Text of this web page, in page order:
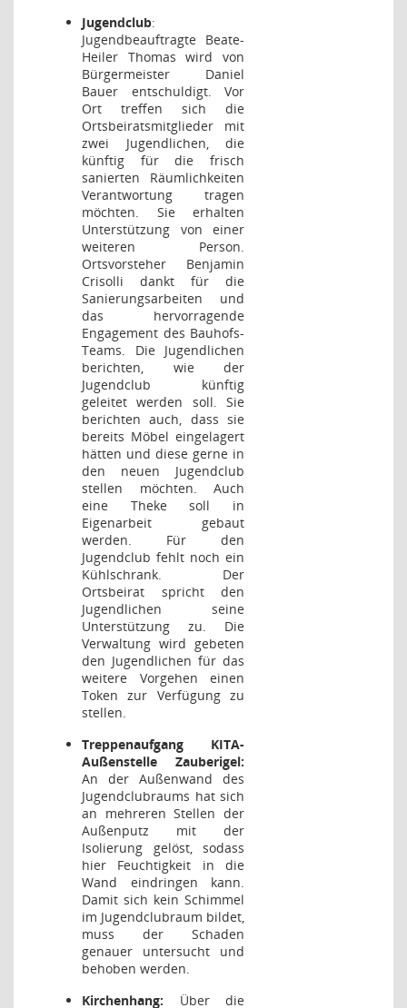
Jugendclub:
Jugendbeauftragte Beate-
Heiler Thomas wird von
Bürgermeister Daniel
Bauer entschuldigt. Vor
Ort treffen sich die
Ortsbeiratsmitglieder mit
zwei Jugendlichen, die
künftig für die frisch
sanierten Räumlichkeiten
Verantwortung tragen
möchten. Sie erhalten
Unterstützung von einer
weiteren Person.
Ortsvorsteher Benjamin
Crisolli dankt für die
Sanierungsarbeiten und
das hervorragende
Engagement des Bauhofs-
Teams. Die Jugendlichen
berichten, wie der
Jugendclub künftig
geleitet werden soll. Sie
berichten auch, dass sie
bereits Möbel eingelagert
hätten und diese gerne in
den neuen Jugendclub
stellen möchten. Auch
eine Theke soll in
Eigenarbeit gebaut
werden. Für den
Jugendclub fehlt noch ein
Kühlschrank. Der
Ortsbeirat spricht den
Jugendlichen seine
Unterstützung zu. Die
Verwaltung wird gebeten
den Jugendlichen für das
weitere Vorgehen einen
Token zur Verfügung zu
stellen.
Treppenaufgang KITA-
Außenstelle Zauberigel:
An der Außenwand des
Jugendclubraums hat sich
an mehreren Stellen der
Außenputz mit der
Isolierung gelöst, sodass
hier Feuchtigkeit in die
Wand eindringen kann.
Damit sich kein Schimmel
im Jugendclubraum bildet,
muss der Schaden
genauer untersucht und
behoben werden.
Kirchenhang: Über die